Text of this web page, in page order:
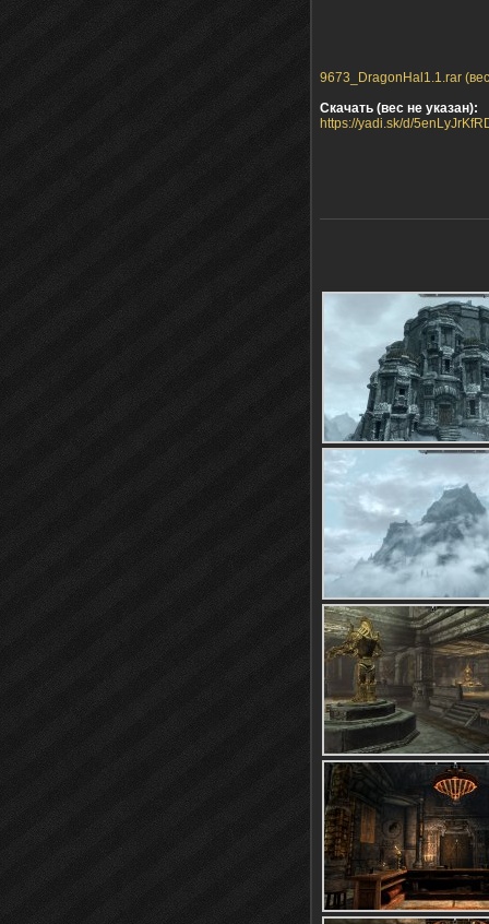
9673_DragonHal1.1.rar
Скачать (вес не указан):
https://yadi.sk/d/